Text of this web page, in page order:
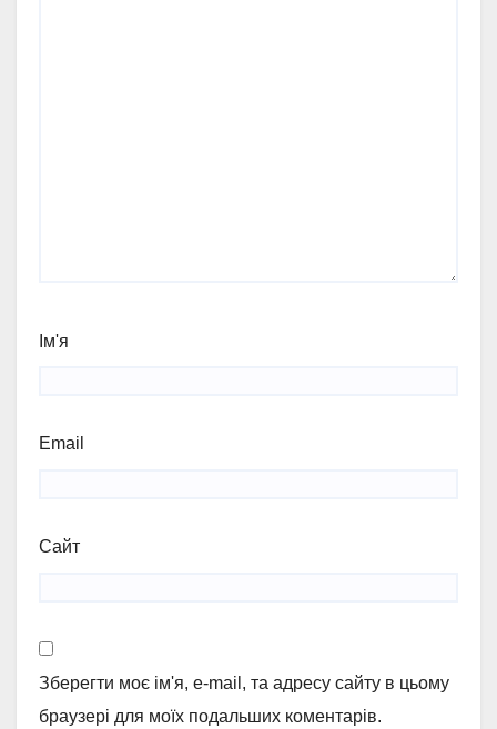
Ім'я
Email
Сайт
Зберегти моє ім'я, e-mail, та адресу сайту в цьому
браузері для моїх подальших коментарів.